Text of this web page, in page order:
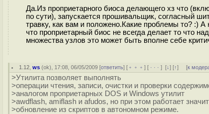
Да.Из проприетарного биоса делающего хз что
по сути), запускается прошивальщик, согласный
травку, как вам и положено.Какие проблемы то? :)
что проприетарный биос не всегда делает то что
множества узлов это может быть вполне себе
1.12 ,ws (ok), 17:08, 06/05/2009 [ответить] [ ﹢﹢﹢] [ · · ·][↓] [↑] [к
>Утилита позволяет выполнять
>операции чтения, записи, очистки и проверки
>аналогом проприетарных DOS и Windows утилит
>awdflash, amiflash и afudos, но при этом работает
>обновление из скриптов в автономном режиме.